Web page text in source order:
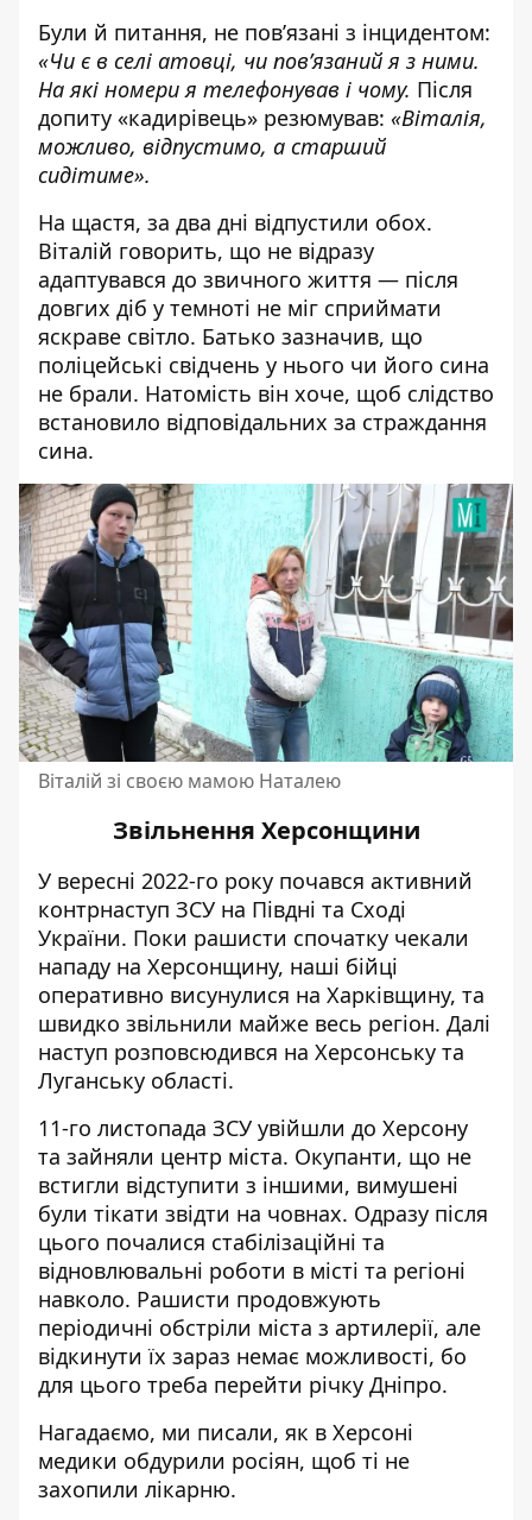
Були й питання, не пов’язані з інцидентом:
«Чи є в селі атовці, чи пов’язаний я з ними.
На які номери я телефонував і чому. Після
допиту «кадирівець» резюмував: «Віталія,
можливо, відпустимо, а старший
сидітиме».
На щастя, за два дні відпустили обох.
Віталій говорить, що не відразу
адаптувався до звичного життя — після
довгих діб у темноті не міг сприймати
яскраве світло. Батько зазначив, що
поліцейські свідчень у нього чи його сина
не брали. Натомість він хоче, щоб слідство
встановило відповідальних за страждання
сина.
Віталій зі своєю мамою Наталею
Звільнення Херсонщини
У вересні 2022-го року почався активний
контрнаступ ЗСУ на Півдні та Сході
України. Поки рашисти спочатку чекали
нападу на Херсонщину, наші бійці
оперативно висунулися на Харківщину, та
швидко звільнили майже весь регіон. Далі
наступ розповсюдився на Херсонську та
Луганську області.
11-го листопада ЗСУ увійшли до Херсону
та зайняли центр міста. Окупанти, що не
встигли відступити з іншими, вимушені
були тікати звідти на човнах. Одразу після
цього почалися стабілізаційні та
відновлювальні роботи в місті та регіоні
навколо. Рашисти продовжують
періодичні обстріли міста з артилерії, але
відкинути їх зараз немає можливості, бо
для цього треба перейти річку Дніпро.
Нагадаємо, ми писали, як в Херсоні
медики обдурили росіян, щоб ті не
захопили лікарню.